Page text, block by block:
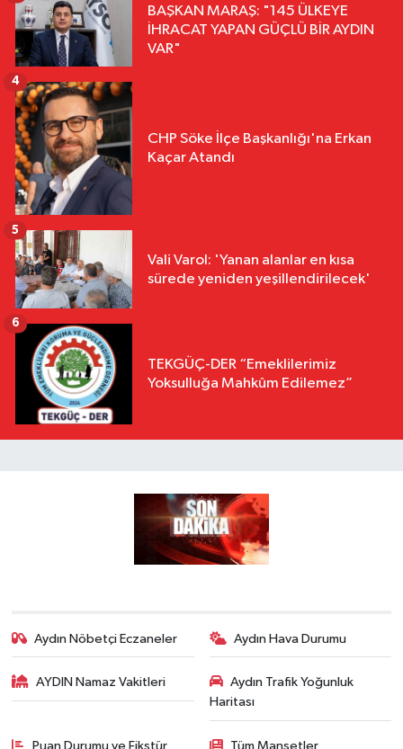
BAŞKAN MARAŞ: "145 ÜLKEYE
İHRACAT YAPAN GÜÇLÜ BİR AYDIN
VAR"
CHP Söke İlçe Başkanlığı'na Erkan
Kaçar Atandı
4
Vali Varol: 'Yanan alanlar en kısa
sürede yeniden yeşillendirilecek'
5
TEKGÜÇ-DER “Emeklilerimiz
Yoksulluğa Mahkûm Edilemez”
6
Aydın Nöbetçi Eczaneler Aydın Hava Durumu
AYDIN Namaz Vakitleri
Aydın Trafik Yoğunluk
Haritası
Puan Durumu ve Fikstür Tüm Manşetler